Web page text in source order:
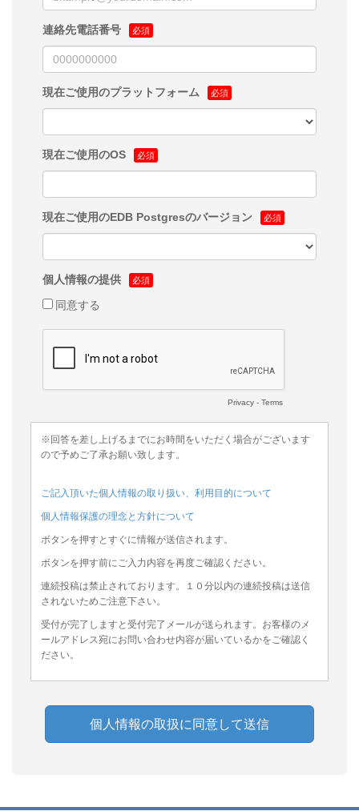
連絡先電話番号
現在ご使用のプラットフォーム
現在ご使用のOS
現在ご使用のEDB Postgresのバージョン
個人情報の提供
同意する
Privacy - Terms
※回答を差し上げるまでにお時間をいただく場合がございます
ので予めご了承お願い致します。
ご記入頂いた個人情報の取り扱い、利用目的について
個人情報保護の理念と方針について
ボタンを押すとすぐに情報が送信されます。
ボタンを押す前にご入力内容を再度ご確認ください。
連続投稿は禁止されております。１０分以内の連続投稿は送信
されないためご注意下さい。
受付が完了しますと受付完了メールが送られます。お客様のメ
ールアドレス宛にお問い合わせ内容が届いているかをご確認く
ださい。